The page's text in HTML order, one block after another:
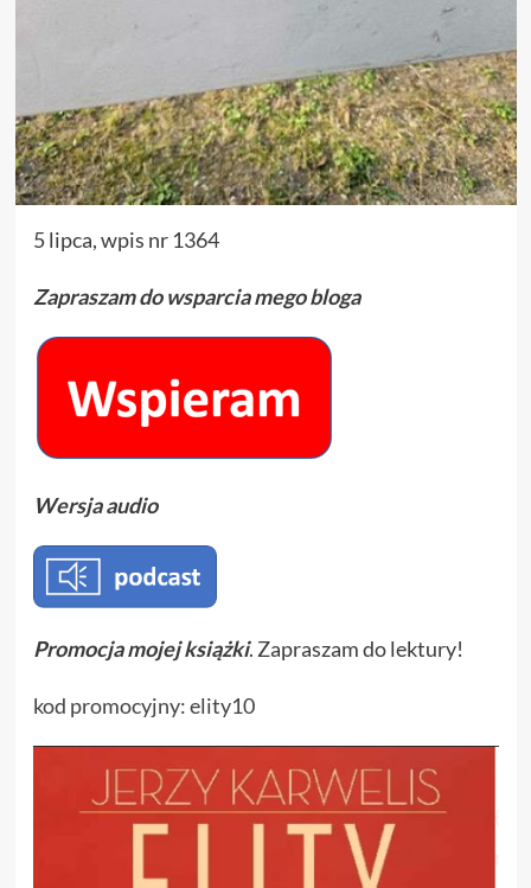
5 lipca, wpis nr 1364
Zapraszam do wsparcia mego bloga
Wersja audio
Promocja mojej książki. Zapraszam do lektury!
kod promocyjny: elity10